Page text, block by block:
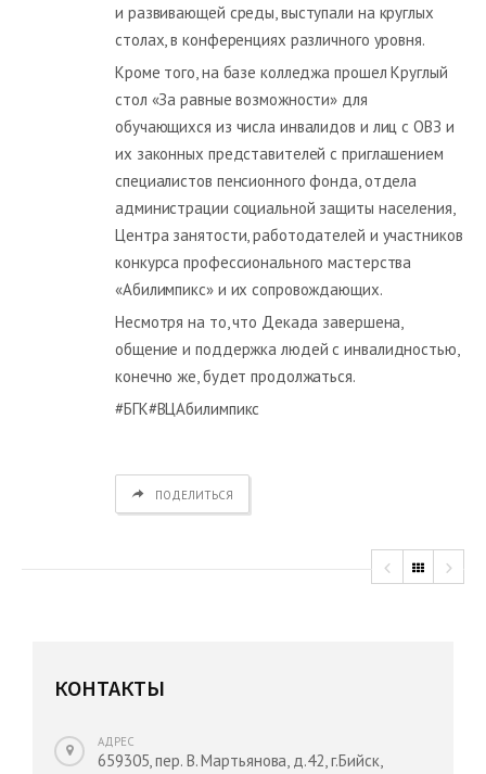
и развивающей среды, выступали на круглых
столах, в конференциях различного уровня.
Кроме того, на базе колледжа прошел Круглый
стол «За равные возможности» для
обучающихся из числа инвалидов и лиц с ОВЗ и
их законных представителей с приглашением
специалистов пенсионного фонда, отдела
администрации социальной защиты населения,
Центра занятости, работодателей и участников
конкурса профессионального мастерства
«Абилимпикс» и их сопровождающих.
Несмотря на то, что Декада завершена,
общение и поддержка людей с инвалидностью,
конечно же, будет продолжаться.
#БГК#ВЦАбилимпикс
ПОДЕЛИТЬСЯ
КОНТАКТЫ
АДРЕС
659305, пер. В. Мартьянова, д.42, г.Бийск,